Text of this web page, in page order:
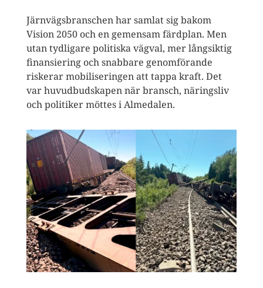
Järnvägsbranschen har samlat sig bakom
Vision 2050 och en gemensam färdplan. Men
utan tydligare politiska vägval, mer långsiktig
finansiering och snabbare genomförande
riskerar mobiliseringen att tappa kraft. Det
var huvudbudskapen när bransch, näringsliv
och politiker möttes i Almedalen.